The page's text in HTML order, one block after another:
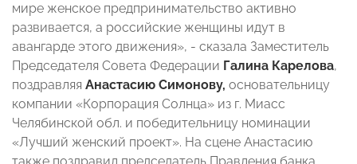
мире женское предпринимательство активно
развивается, а российские женщины идут в
авангарде этого движения», - сказала Заместитель
Председателя Совета Федерации Галина Карелова,
поздравляя Анастасию Симонову, основательницу
компании «Корпорация Солнца» из г. Миасс
Челябинской обл. и победительницу номинации
«Лучший женский проект». На сцене Анастасию